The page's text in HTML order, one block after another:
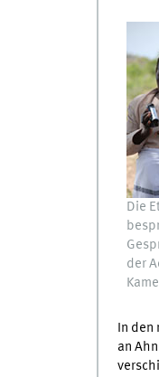
Die
der
In den
an